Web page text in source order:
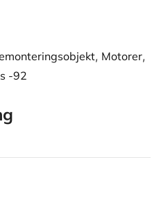
, Motorer,
-92